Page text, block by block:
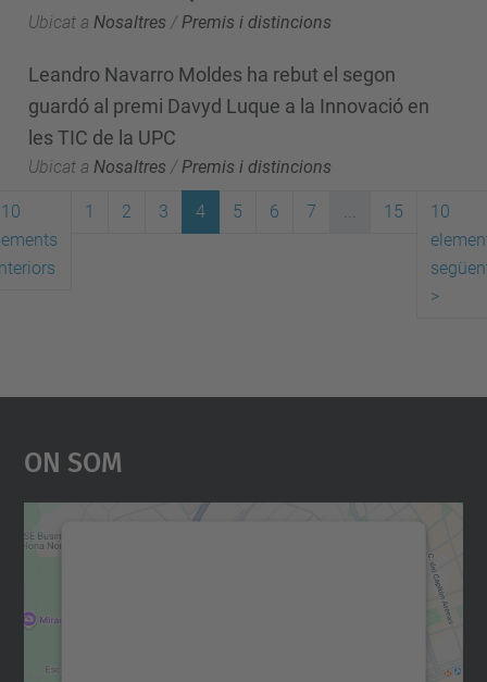
Ubicat a Nosaltres / Premis i distincions
Leandro Navarro Moldes ha rebut el segon
guardó al premi Davyd Luque a la Innovació en
les TIC de la UPC
Ubicat a Nosaltres /Premis i distincions
10
1 2 3 4 5 6 7 ... 15
10
>
On Som